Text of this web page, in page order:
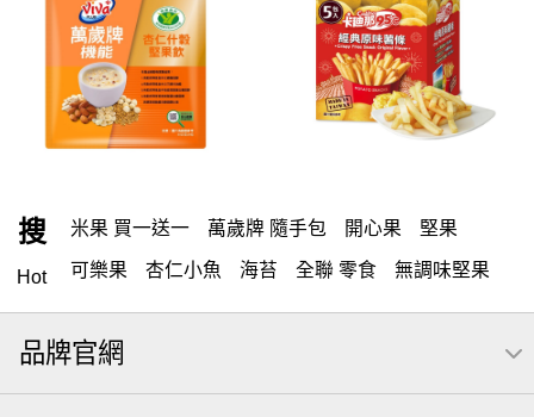
搜
Hot
米果 買一送一 萬歲牌 隨手包 開心果 堅果
可樂果 杏仁小魚 海苔 全聯 零食 無調味堅果
隨手包 無調味 全聯 禮盒 綜合纖果 堅穀力
薯條
栗 椒鹽 米果 甘栗 全聯 拜拜 萬歲牌 飲
品牌官網